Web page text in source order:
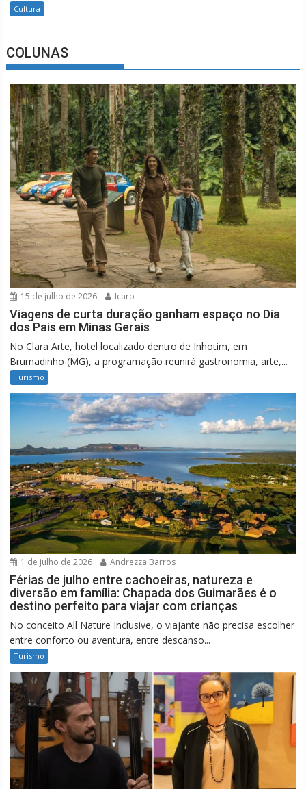
Cultura
COLUNAS
15 de julho de 2026 Icaro
Viagens de curta duração ganham espaço no Dia
dos Pais em Minas Gerais
No Clara Arte, hotel localizado dentro de Inhotim, em
Brumadinho (MG), a programação reunirá gastronomia, arte,...
Turismo
1 de julho de 2026 Andrezza Barros
Férias de julho entre cachoeiras, natureza e
diversão em família: Chapada dos Guimarães é o
destino perfeito para viajar com crianças
No conceito All Nature Inclusive, o viajante não precisa escolher
entre conforto ou aventura, entre descanso...
Turismo